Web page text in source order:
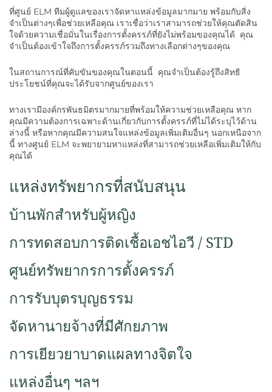
ที่ศูนย์ ELM ทีมผู้ดูแลของเราจัดหาแหล่งข้อมูลมากมาย พร้อมกับสิ่ง
จำเป็นต่างๆเพื่อช่วยเหลือคุณ เราเชื่อว่าเราสามารถช่วยให้คุณตัดสิน
ใจด้วยความเชื่อมั่นในเรื่องการตั้งครรภ์ที่ยังไม่พร้อมของคุณได้ คุณ
จำเป็นต้องเข้าใจถึงการตั้งครรภ์รวมถึงทางเลือกต่างๆของคุณ
ในสถานการณ์ที่คับขันของคุณในตอนนี้ คุณจำเป็นต้องรู้ถึงสิทธิ
ประโยชน์ที่คุณจะได้รับจากศูนย์ของเรา
ทางเรามีองค์กรพันธมิตรมากมายที่พร้อมให้ความช่วยเหลือคุณ หาก
คุณมีความต้องการเฉพาะด้านเกี่ยวกับการตั้งครรภ์ที่ไม่ได้ระบุไว้ด้าน
ล่างนี้ หรือหากคุณมีความสนใจแหล่งข้อมูลเพิ่มเติมอื่นๆ นอกเหนือจาก
นี้ ทางศูนย์ ELM จะพยายามหาแหล่งที่สามารถช่วยเหลือเพิ่มเติมให้กับ
คุณได้
แหล่งทรัพยากรที่สนับสนุน
บ้านพักสำหรับผู้หญิง
การทดสอบการติดเชื้อเอชไอวี / STD
ศูนย์ทรัพยากรการตั้งครรภ์
การรับบุตรบุญธรรม
จัดหานายจ้างที่มีศักยภาพ
การเยียวยาบาดแผลทางจิตใจ
แหล่งอื่นๆ ฯลฯ